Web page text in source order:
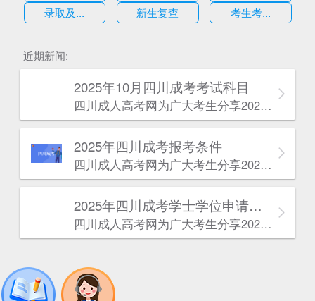
录取及...
新生复查 考生考...
近期新闻:
2025年10月四川成考考试科目
四川成人高考网​为广大考生分享2025年10月四川成考考试科目。为广大在职人员和社会人士提供学历提升的机会。更多四川成考考试信息，欢迎在线访问四川成人高考网。
2025年‌‌‌‌四川成考报考条件
四川成人高考网​为广大考生分享2025年‌‌‌‌四川成考报考条件。为广大在职人员和社会人士提供学历提升的机会。更多四川成考考试信息，欢迎在线访问四川成人高考网。
2025年‌‌‌‌四川成考学士学位申请条件
四川成人高考网​为广大考生分享2025年‌‌‌‌四川成考学士学位申请条件。为广大在职人员和社会人士提供学历提升的机会。更多四川成考考试信息，欢迎在线访问四川成人高考网。